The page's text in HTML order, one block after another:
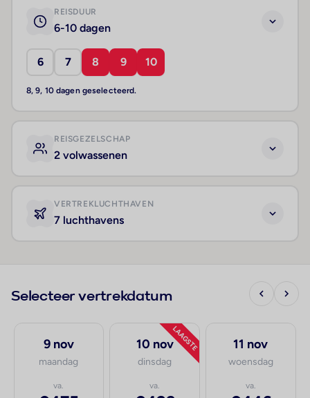
REISDUUR
6-10 dagen
6 7 8 9 10
8, 9, 10 dagen geselecteerd.
REISGEZELSCHAP
2 volwassenen
VERTREKLUCHTHAVEN
7 luchthavens
Selecteer vertrekdatum
9 nov
maandag
va.
LAAGSTE
10 nov
dinsdag
va.
11 nov
woensdag
va.